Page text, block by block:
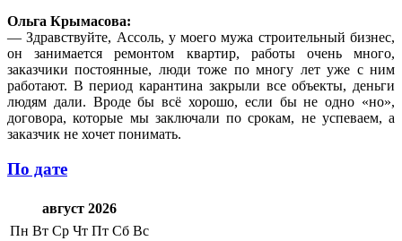
Ольга Крымасова:
— Здравствуйте, Ассоль, у моего мужа строительный бизнес,
он занимается ремонтом квартир, работы очень много,
заказчики постоянные, люди тоже по многу лет уже с ним
работают. В период карантина закрыли все объекты, деньги
людям дали. Вроде бы всё хорошо, если бы не одно «но»,
договора, которые мы заключали по срокам, не успеваем, а
заказчик не хочет понимать.
По дате
август 2026
Пн Вт Ср Чт Пт Сб Вс